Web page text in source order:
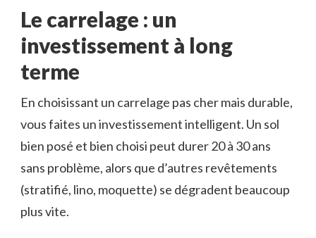
Le carrelage : un
investissement à long
terme
En choisissant un carrelage pas cher mais durable,
vous faites un investissement intelligent. Un sol
bien posé et bien choisi peut durer 20 à 30 ans
sans problème, alors que d’autres revêtements
(stratifié, lino, moquette) se dégradent beaucoup
plus vite.